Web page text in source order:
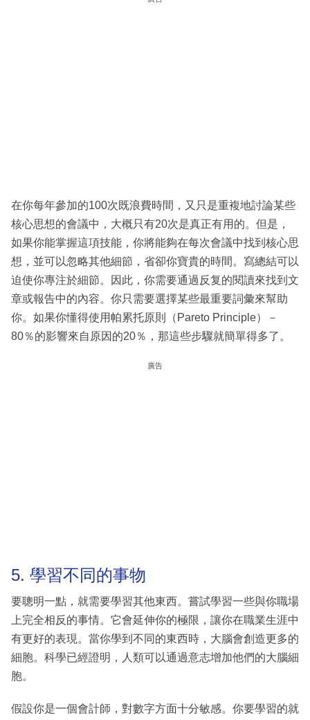
在你每年參加的100次既浪費時間，又只是重複地討論某些
核心思想的會議中，大概只有20次是真正有用的。但是，
如果你能掌握這項技能，你將能夠在每次會議中找到核心思
想，並可以忽略其他細節，省卻你寶貴的時間。寫總結可以
迫使你專注於細節。因此，你需要通過反复的閱讀來找到文
章或報告中的內容。你只需要選擇某些最重要詞彙來幫助
你。如果你懂得使用帕累托原則（Pareto Principle）－
80％的影響來自原因的20％，那這些步驟就簡單得多了。
廣告
5. 學習不同的事物
要聰明一點，就需要學習其他東西。嘗試學習一些與你職場
上完全相反的事情。它會延伸你的極限，讓你在職業生涯中
有更好的表現。當你學到不同的東西時，大腦會創造更多的
細胞。科學已經證明，人類可以通過意志增加他們的大腦細
胞。
假設你是一個會計師，對數字方面十分敏感。你要學習的就